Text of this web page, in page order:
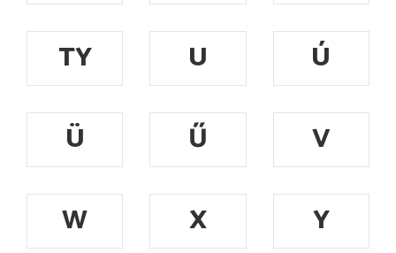
TY
U
Ú
Ü
Ű
V
W
X
Y